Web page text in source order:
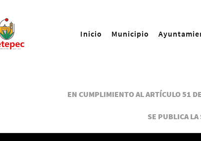
Inicio Municipio
EN CUMPLIMIENTO AL ARTÍCULO 51
SE PUBLICA